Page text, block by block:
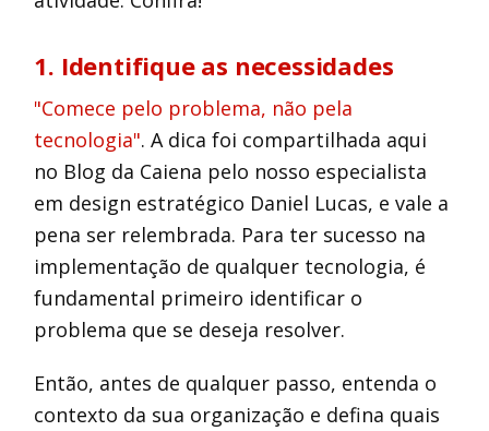
1. Identifique as necessidades
"Comece pelo problema, não pela
tecnologia". A dica foi compartilhada aqui
no Blog da Caiena pelo nosso especialista
em design estratégico Daniel Lucas, e vale a
pena ser relembrada. Para ter sucesso na
implementação de qualquer tecnologia, é
fundamental primeiro identificar o
problema que se deseja resolver.
Então, antes de qualquer passo, entenda o
contexto da sua organização e defina quais